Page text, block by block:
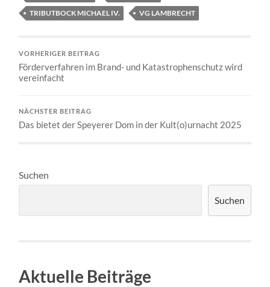
TRIBUTBOCK MICHAEL IV.
VG LAMBRECHT
VORHERIGER BEITRAG
Förderverfahren im Brand- und Katastrophenschutz wird
vereinfacht
NÄCHSTER BEITRAG
Das bietet der Speyerer Dom in der Kult(o)urnacht 2025
Suchen
Suchen
Aktuelle Beiträge